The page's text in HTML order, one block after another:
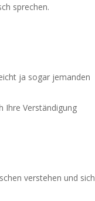
sprechen.
ja sogar jemanden
Ihre Verständigung
verstehen und sich